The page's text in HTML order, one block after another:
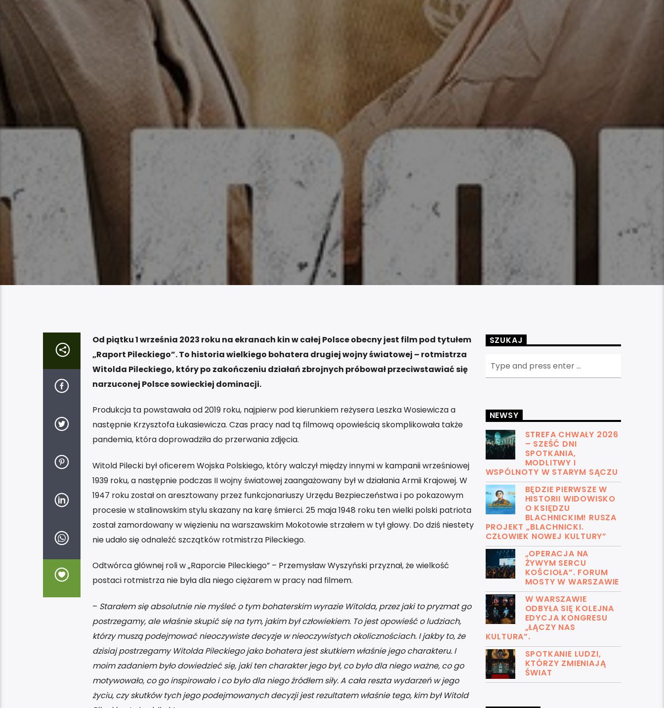
Od piątku 1 września 2023 roku na ekranach kin w całej Polsce obecny jest film pod tytułem
„Raport Pileckiego”. To historia wielkiego bohatera drugiej wojny światowej – rotmistrza
Witolda Pileckiego, który po zakończeniu działań zbrojnych próbował przeciwstawiać się
narzuconej Polsce sowieckiej dominacji.
Produkcja ta powstawała od 2019 roku, najpierw pod kierunkiem reżysera Leszka Wosiewicza a
następnie Krzysztofa Łukasiewicza. Czas pracy nad tą filmową opowieścią skomplikowała także
pandemia, która doprowadziła do przerwania zdjęcia.
Witold Pilecki był oficerem Wojska Polskiego, który walczył między innymi w kampanii wrześniowej
1939 roku, a następnie podczas II wojny światowej zaangażowany był w działania Armii Krajowej. W
1947 roku został on aresztowany przez funkcjonariuszy Urzędu Bezpieczeństwa i po pokazowym
procesie w stalinowskim stylu skazany na karę śmierci. 25 maja 1948 roku ten wielki polski patriota
został zamordowany w więzieniu na warszawskim Mokotowie strzałem w tył głowy. Do dziś niestety
nie udało się odnaleźć szczątków rotmistrza Pileckiego.
Odtwórca głównej roli w „Raporcie Pileckiego” – Przemysław Wyszyński przyznał, że wielkość
postaci rotmistrza nie była dla niego ciężarem w pracy nad filmem.
– Starałem się absolutnie nie myśleć o tym bohaterskim wyrazie Witolda, przez jaki to pryzmat go
postrzegamy, ale właśnie skupić się na tym, jakim był człowiekiem. To jest opowieść o ludziach,
którzy muszą podejmować nieoczywiste decyzje w nieoczywistych okolicznościach. I jakby to, że
dzisiaj postrzegamy Witolda Pileckiego jako bohatera jest skutkiem właśnie jego charakteru. I
moim zadaniem było dowiedzieć się, jaki ten charakter jego był, co było dla niego ważne, co go
motywowało, co go inspirowało i co było dla niego źródłem siły. A cała reszta wydarzeń w jego
życiu, czy skutków tych jego podejmowanych decyzji jest rezultatem właśnie tego, kim był Witold
SZUKAJ
NEWSY
STREFA CHWAŁY 2026
– SZEŚĆ DNI
SPOTKANIA,
MODLITWY I
WSPÓLNOTY W STARYM SĄCZU
BĘDZIE PIERWSZE W
HISTORII WIDOWISKO
O KSIĘDZU
BLACHNICKIM! RUSZA
PROJEKT „BLACHNICKI.
CZŁOWIEK NOWEJ KULTURY”
„OPERACJA NA
ŻYWYM SERCU
KOŚCIOŁA”. FORUM
MOSTY W WARSZAWIE
W WARSZAWIE
ODBYŁA SIĘ KOLEJNA
EDYCJA KONGRESU
„ŁĄCZY NAS
KULTURA”.
SPOTKANIE LUDZI,
KTÓRZY ZMIENIAJĄ
ŚWIAT